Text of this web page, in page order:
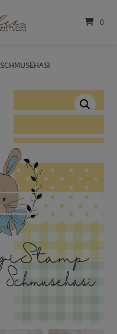
0
SCHMUSEHASI